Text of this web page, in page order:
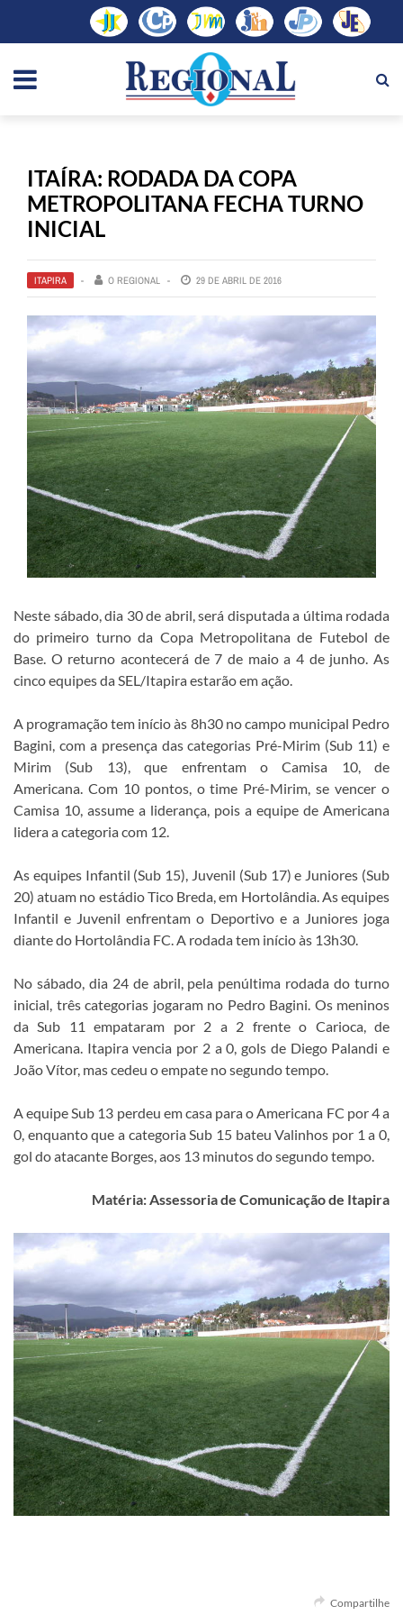
ITAÍRA: RODADA DA COPA
METROPOLITANA FECHA TURNO
INICIAL
ITAPIRA O REGIONAL 29 DE ABRIL DE 2016
Neste sábado, dia 30 de abril, será disputada a última rodada
do primeiro turno da Copa Metropolitana de Futebol de
Base. O returno acontecerá de 7 de maio a 4 de junho. As
cinco equipes da SEL/Itapira estarão em ação.
A programação tem início às 8h30 no campo municipal Pedro
Bagini, com a presença das categorias Pré-Mirim (Sub 11) e
Mirim (Sub 13), que enfrentam o Camisa 10, de
Americana. Com 10 pontos, o time Pré-Mirim, se vencer o
Camisa 10, assume a liderança, pois a equipe de Americana
lidera a categoria com 12.
As equipes Infantil (Sub 15), Juvenil (Sub 17) e Juniores (Sub
20) atuam no estádio Tico Breda, em Hortolândia. As equipes
Infantil e Juvenil enfrentam o Deportivo e a Juniores joga
diante do Hortolândia FC. A rodada tem início às 13h30.
No sábado, dia 24 de abril, pela penúltima rodada do turno
inicial, três categorias jogaram no Pedro Bagini. Os meninos
da Sub 11 empataram por 2 a 2 frente o Carioca, de
Americana. Itapira vencia por 2 a 0, gols de Diego Palandi e
João Vítor, mas cedeu o empate no segundo tempo.
A equipe Sub 13 perdeu em casa para o Americana FC por 4 a
0, enquanto que a categoria Sub 15 bateu Valinhos por 1 a 0,
gol do atacante Borges, aos 13 minutos do segundo tempo.
Matéria: Assessoria de Comunicação de Itapira
Compartilhe